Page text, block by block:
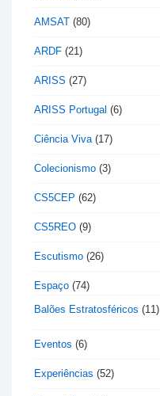
AMSAT (80)
ARDF (21)
ARISS (27)
ARISS Portugal (6)
Ciência Viva(17)
Colecionismo (3)
CS5CEP (62)
CS5REO (9)
Escutismo (26)
Espaço (74)
Balões Estratosféricos (11)
Eventos (6)
Experiências (52)